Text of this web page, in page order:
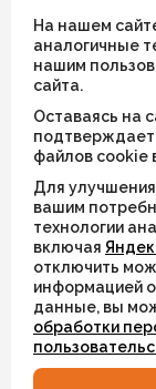
Все украшения
ИП
На нашем
аналогичные
нашим
сайта.
Оставаясь на
файлов cookie
Для
вашим
технологии
включая
отключить
информацией
данные, вы
обработки